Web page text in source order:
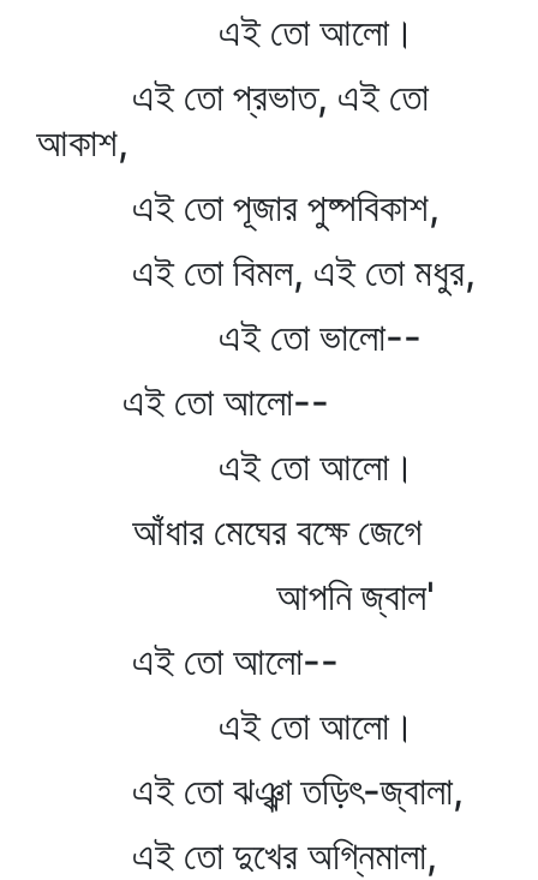
এই তো আলো।
এই তো প্রভাত, এই তো
আকাশ,
এই তো পূজার পুষ্পবিকাশ,
এই তো বিমল, এই তো মধুর,
এই তো ভালো--
এই তো আলো--
এই তো আলো।
আঁধার মেঘের বক্ষে জেগে
আপনি জ্বাল'
এই তো আলো--
এই তো আলো।
এই তো ঝঞ্ঝা তড়িৎ-জ্বালা,
এই তো দুখের অগ্নিমালা,